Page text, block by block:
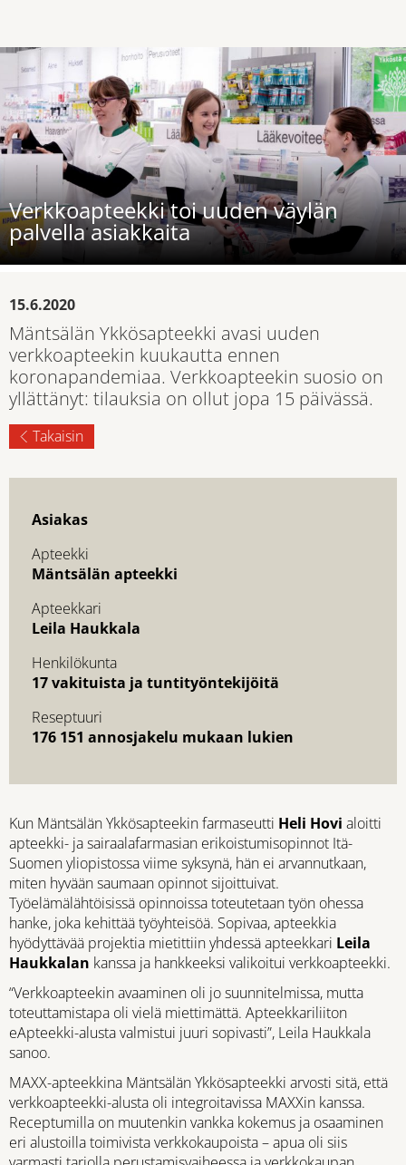
Verkkoapteekki toi uuden väylän
palvella asiakkaita
15.6.2020
Mäntsälän Ykkösapteekki avasi uuden
verkkoapteekin kuukautta ennen
koronapandemiaa. Verkkoapteekin suosio on
yllättänyt: tilauksia on ollut jopa 15 päivässä.
Takaisin
Asiakas
Apteekki
Mäntsälän apteekki
Apteekkari
Leila Haukkala
Henkilökunta
17 vakituista ja tuntityöntekijöitä
Reseptuuri
176 151 annosjakelu mukaan lukien
Kun Mäntsälän Ykkösapteekin farmaseutti Heli Hovi aloitti
apteekki- ja sairaalafarmasian erikoistumisopinnot Itä-
Suomen yliopistossa viime syksynä, hän ei arvannutkaan,
miten hyvään saumaan opinnot sijoittuivat.
Työelämälähtöisissä opinnoissa toteutetaan työn ohessa
hanke, joka kehittää työyhteisöä. Sopivaa, apteekkia
hyödyttävää projektia mietittiin yhdessä apteekkari Leila
Haukkalan kanssa ja hankkeeksi valikoitui verkkoapteekki.
“Verkkoapteekin avaaminen oli jo suunnitelmissa, mutta
toteuttamistapa oli vielä miettimättä. Apteekkariliiton
eApteekki-alusta valmistui juuri sopivasti”, Leila Haukkala
sanoo.
MAXX-apteekkina Mäntsälän Ykkösapteekki arvosti sitä, että
verkkoapteekki-alusta oli integroitavissa MAXXin kanssa.
Receptumilla on muutenkin vankka kokemus ja osaaminen
eri alustoilla toimivista verkkokaupoista – apua oli siis